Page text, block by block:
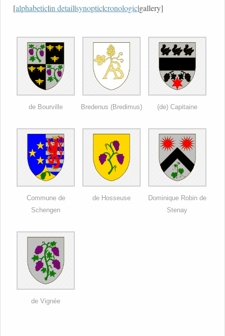
[alphabetic|in detail|synoptic|cronologic|gallery]
de Bourville Bredenus (Bredimus) (de) Capitaine
Commune de
Schengen
de Hosseuse
Dominique Robin de
Stenay
de Vignée